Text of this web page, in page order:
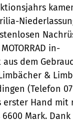
in-
dem
&
(Telefon
erster Hand mit
Mark. Dank